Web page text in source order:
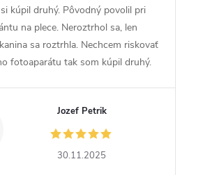
kúpil druhý. Pôvodný povolil pri
na plece. Neroztrhol sa, len
sa roztrhla. Nechcem riskovať
fotoaparátu tak som kúpil druhý.
Jozef Petrik
30.11.2025